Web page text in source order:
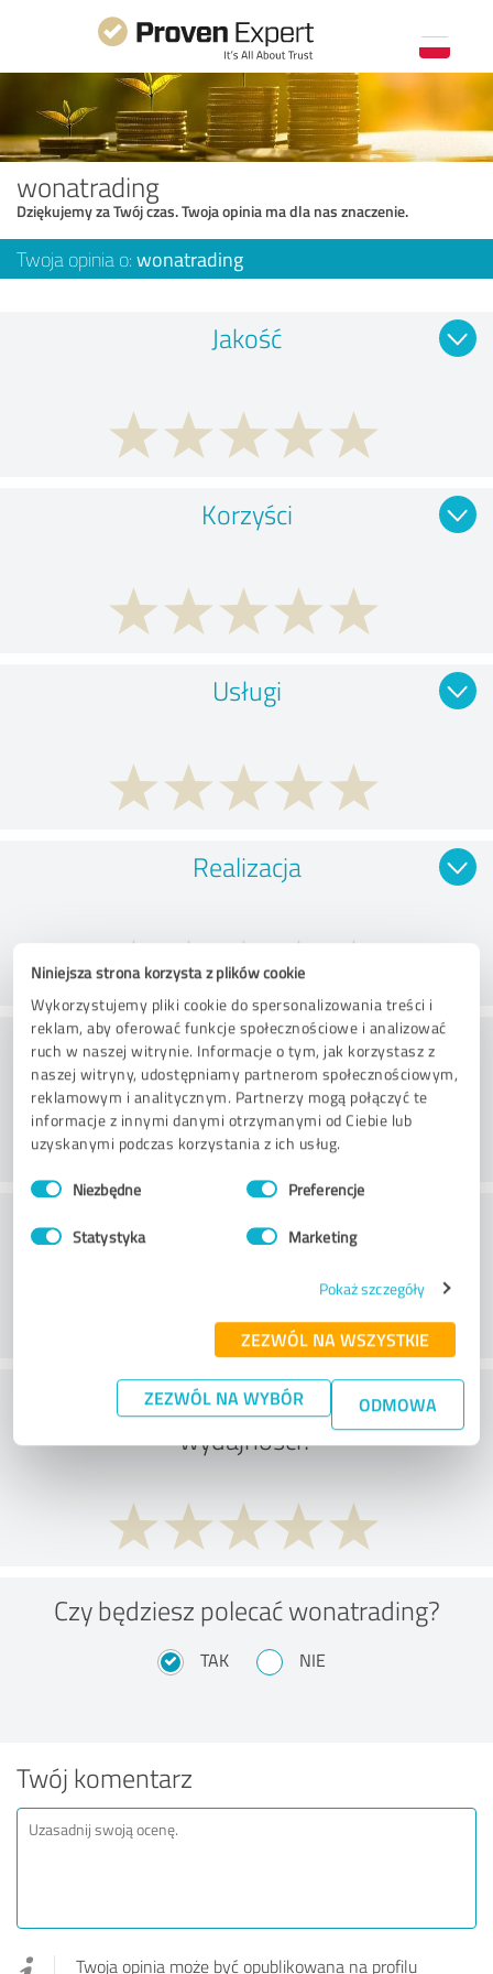
Niniejsza strona korzysta z plików cookie
Wykorzystujemy pliki cookie do spersonalizowania treści i
reklam, aby oferować funkcje społecznościowe i analizować
ruch w naszej witrynie. Informacje o tym, jak korzystasz z
naszej witryny, udostępniamy partnerom społecznościowym,
reklamowym i analitycznym. Partnerzy mogą połączyć te
informacje z innymi danymi otrzymanymi od Ciebie lub
uzyskanymi podczas korzystania z ich usług.
Wybór
zgody Niezbędne Preferencje
Statystyka Marketing
Pokaż szczegóły
ZEZWÓL NA WSZYSTKIE
ZEZWÓL NA WYBÓR ODMOWA
wonatrading
Dziękujemy za Twój czas. Twoja opinia ma dla nas znaczenie.
Twoja opinia o: wonatrading
Jakość
Korzyści
Usługi
Realizacja
Doradztwo
Obsługa klienta
Co sądzisz o stosunku ceny do
wydajności?
Czy będziesz polecać wonatrading?
TAK NIE
Twój komentarz
Twoja opinia może być opublikowana na profilu